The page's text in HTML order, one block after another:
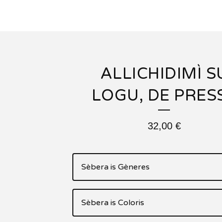
ALLICHIDIMÌ
LOGU, DE
32,00 €